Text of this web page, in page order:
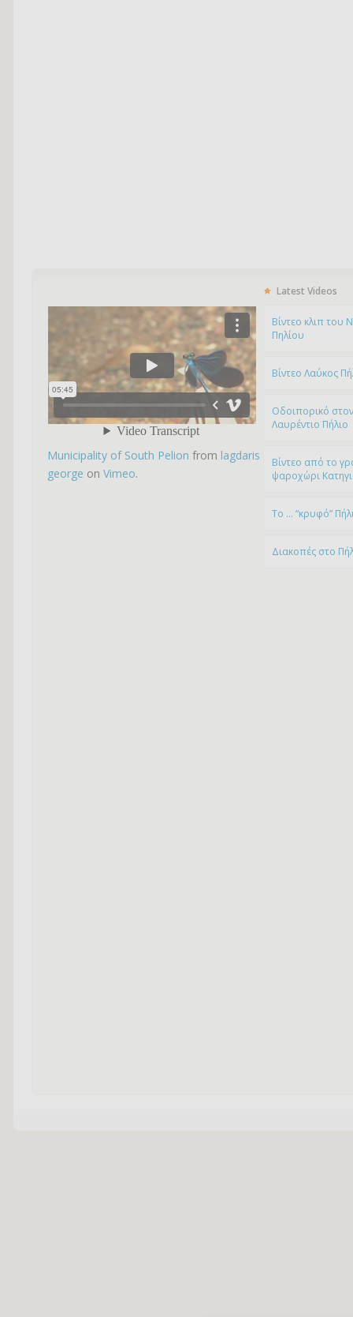
Municipality of South Pelion from lagdaris
george on Vimeo.
Latest Videos
Bίντεο κλιπ του
Πηλίου
Βίντεο Λαύκος
Οδοιπορικό
Λαυρέντιο Πήλιο
Βίντεο από το
ψαροχώρι
To … “κρυφό”
Διακοπές στο